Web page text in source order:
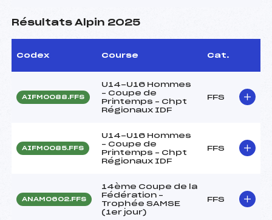
Résultats Alpin 2025
Codex Course Cat.
AIFM0088.FFS
U14-U16 Hommes
– Coupe de
Printemps – Chpt
Régionaux IDF
FFS
AIFM0085.FFS
U14-U16 Hommes
– Coupe de
Printemps – Chpt
Régionaux IDF
FFS
ANAM0602.FFS
14ème Coupe de la
Fédération –
Trophée SAMSE
(1er jour)
FFS